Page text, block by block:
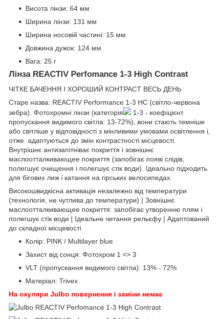
Висота лінзи: 64 мм
Ширина лінзи: 131 мм
Ширина носовій частині: 15 мм
Довжина дужок: 124 мм
Вага: 25 г
Лінза REACTIV Perfomance 1-3 High Contrast
ЧІТКЕ БАЧЕННЯ І ХОРОШИЙ КОНТРАСТ ВЕСЬ ДЕНЬ
Старе назва: REACTIV Performance 1-3 HC (світло-червона
зебра). Фотохромні лінзи (категорія
1-3 - коефіцієнт
пропускання видимого світла: 13-72%), вони стають темніше
або світліше у відповідності з мінливими умовами освітлення і,
отже, адаптуються до змін контрастності місцевості.
Внутрішнє антизапітніває покриття і зовнішнє
маслоотталкивающее покриття (запобігає появі слідів,
полегшує очищення і полегшує стік води). Ідеально підходить
для бігових лиж і катання на гірських велосипедах.
Високошвидкісна активація незалежно від температури
(технологія, не чутлива до температури) | Зовнішнє
маслоотталкивающее покриття: запобігає утворенню плям і
полегшує стік води | Ідеальне читання рельєфу | Адаптований
до складної місцевості
Колір: PINK / Multilayer blue
Захист від сонця: Фотохром 1 <> 3
VLT (пропускання видимого світла): 13% - 72%
Матеріал: Trivex
На окуляри Julbo повернення і заміни немає